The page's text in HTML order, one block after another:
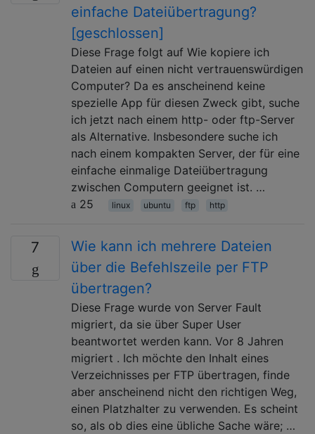
einfache Dateiübertragung?
[geschlossen]
Diese Frage folgt auf Wie kopiere ich
Dateien auf einen nicht vertrauenswürdigen
Computer? Da es anscheinend keine
spezielle App für diesen Zweck gibt, suche
ich jetzt nach einem http- oder ftp-Server
als Alternative. Insbesondere suche ich
nach einem kompakten Server, der für eine
einfache einmalige Dateiübertragung
zwischen Computern geeignet ist. …
25
linux ubuntu ftp http
7
Wie kann ich mehrere Dateien
über die Befehlszeile per FTP
übertragen?
Diese Frage wurde von Server Fault
migriert, da sie über Super User
beantwortet werden kann. Vor 8 Jahren
migriert . Ich möchte den Inhalt eines
Verzeichnisses per FTP übertragen, finde
aber anscheinend nicht den richtigen Weg,
einen Platzhalter zu verwenden. Es scheint
so, als ob dies eine übliche Sache wäre; …